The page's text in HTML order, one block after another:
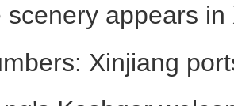
scenery appears in
Xinjiang